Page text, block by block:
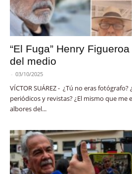
“El Fuga” Henry
del medio
- 03/10/2025
VÍCTOR SUÁREZ - ¿Tú no eras
periódicos y revistas? ¿El mismo que me
albores del...